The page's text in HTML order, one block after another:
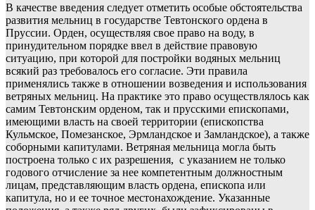
В качестве введения следует отметить особые обстоятельства
развития мельниц в государстве Тевтонского ордена в
Пруссии. Орден, осуществляя свое право на воду, в
принудительном порядке ввел в действие правовую
ситуацию, при которой для постройки водяных мельниц
всякий раз требовалось его согласие. Эти правила
применялись также в отношении возведения и использования
ветряных мельниц. На практике это право осуществлялось как
самим Тевтонским орденом, так и прусскими епископами,
имеющими власть на своей территории (епископства
Кульмское, Помезанское, Эрмландское и Замландское), а также
соборными капитулами. Ветряная мельница могла быть
построена только с их разрешения, с указанием не только
годового отчисление за нее компетентным должностным
лицам, представляющим власть ордена, епископа или
капитула, но и ее точное местонахождение. Указанные